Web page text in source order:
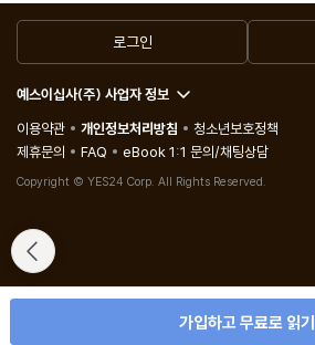
가입하고 무료로 읽기
로그인
예스이십사(주) 사업자 정보
이용약관
개인정보처리방침
청소년보호정책
제휴문의
FAQ eBook 1:1 문의/채팅상담
Copyright © YES24 Corp. All Rights Reserved.